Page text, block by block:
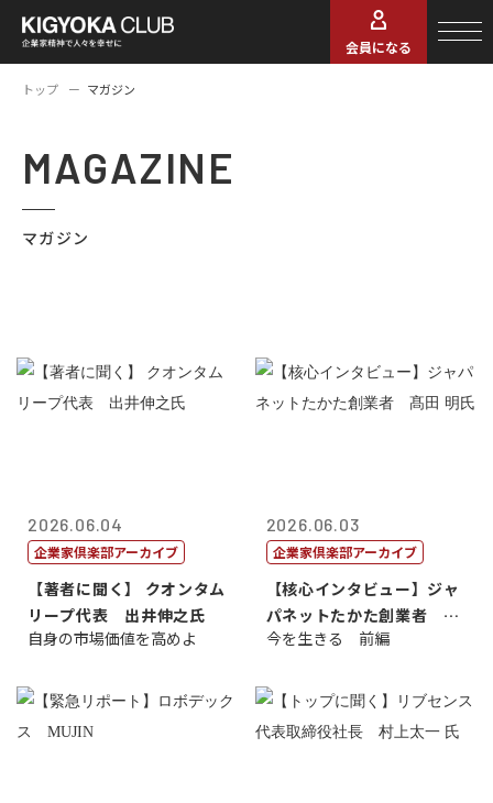
会員になる
トップ マガジン
MAGAZINE
マガジン
2026.06.04
企業家倶楽部アーカイブ
【著者に聞く】 クオンタム
リープ代表 出井伸之氏
自身の市場価値を高めよ
2026.06.03
企業家倶楽部アーカイブ
【核心インタビュー】ジャ
パネットたかた創業者 髙
田 明氏
今を生きる 前編